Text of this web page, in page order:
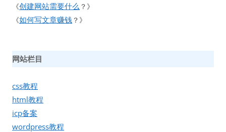
《创建网站需要什么 ？》
《如何写文章赚钱 ？》
网站栏目
css教程
html教程
icp备案
wordpress教程